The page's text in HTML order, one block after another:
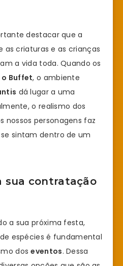
destacar que a
as criaturas e as crianças
a vida toda. Quando os
o Buffet, o ambiente
dá lugar a uma
o realismo dos
nossos personagens faz
sintam dentro de um
sua contratação
a sua próxima festa,
espécies é fundamental
doseventos. Dessa